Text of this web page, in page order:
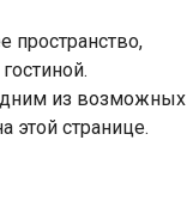
пространство,
из возможных
этой странице.